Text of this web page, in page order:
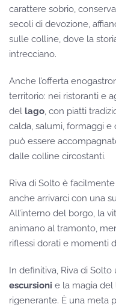
carattere sobrio,
secoli di devozione,
sulle colline, dove la
intrecciano.
Anche l’offerta
territorio: nei ristoranti e
del lago, con piatti
calda, salumi, formaggi e
può essere
dalle colline circostanti.
Riva di Solto è
anche arrivarci con una
All’interno del borgo, la
animano al tramonto,
riflessi dorati e momenti
In definitiva, Riva di Solto
escursioni e la magia del
rigenerante. È una meta